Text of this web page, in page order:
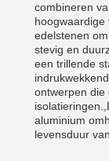
combineren
edelstenen
stevig en
een trillende
ontwerpen die
aluminium
levensduur